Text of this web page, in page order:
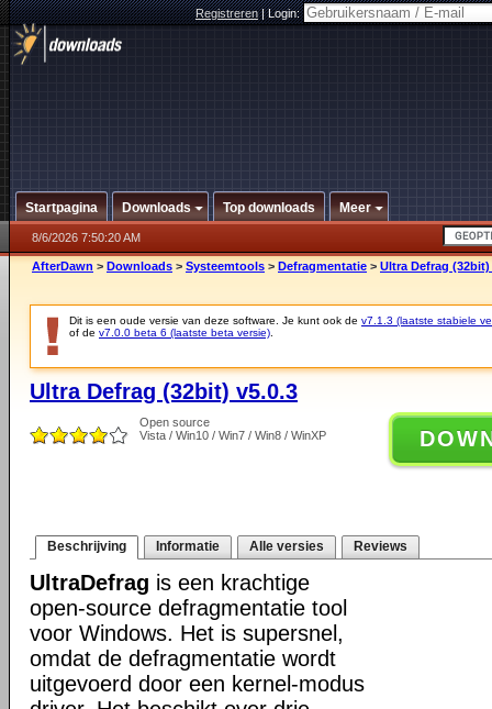
Registreren|Login:
Startpagina Downloads Top downloads Meer
8/6/2026 7:50:20 AM
AfterDawn > Downloads > Systeemtools > Defragmentatie > Ultra Defrag (32bit)
Dit is een oude versie van deze software. Je kunt ook de v7.1.3 (laatste stabiele
of de v7.0.0 beta 6 (laatste beta versie)
Ultra Defrag (32bit) v5.0.3
Open source
Vista / Win10 / Win7 / Win8 / WinXP
Beschrijving Informatie Alle versies Reviews
UltraDefrag is een krachtige
open-source defragmentatie tool
voor Windows. Het is supersnel,
omdat de defragmentatie wordt
uitgevoerd door een kernel-modus